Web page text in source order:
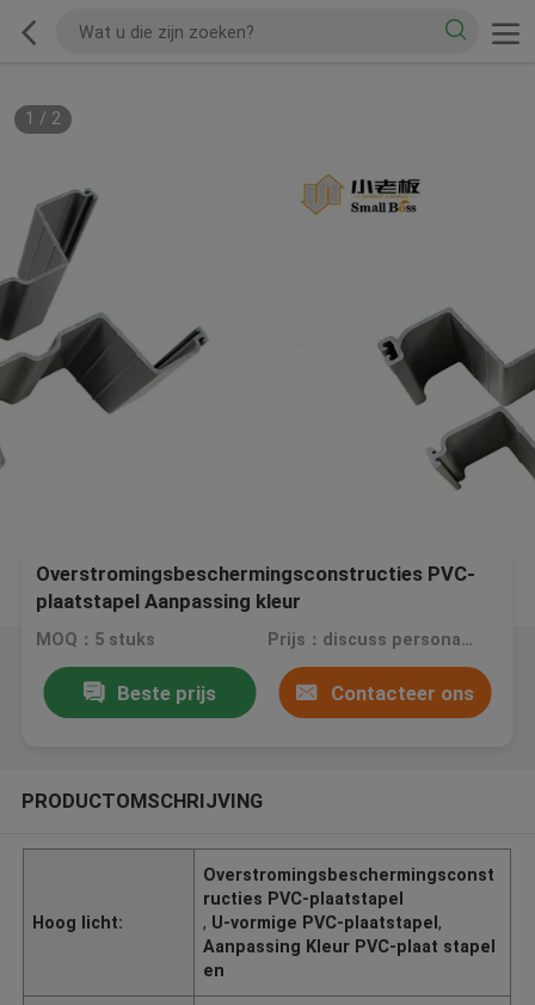
1 / 2
Overstromingsbeschermingsconstructies PVC-
plaatstapel Aanpassing kleur
MOQ：5 stuks Prijs：discuss personally
Beste prijs Contacteer ons
PRODUCTOMSCHRIJVING
Hoog licht:
Overstromingsbeschermingsconst
ructies PVC-plaatstapel
, U-vormige PVC-plaatstapel,
Aanpassing Kleur PVC-plaat stapel
en